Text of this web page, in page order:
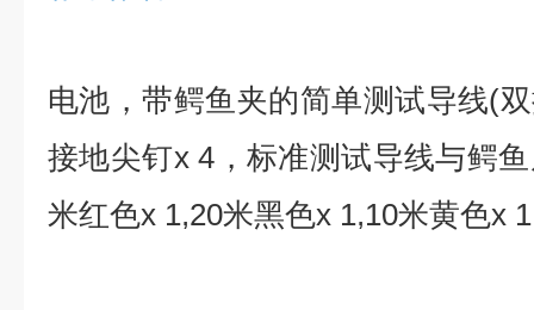
电池，带鳄鱼夹的简单测试导线(
接地尖钉x 4，标准测试导线与鳄
米红色x 1,20米黑色x 1,10米黄色x